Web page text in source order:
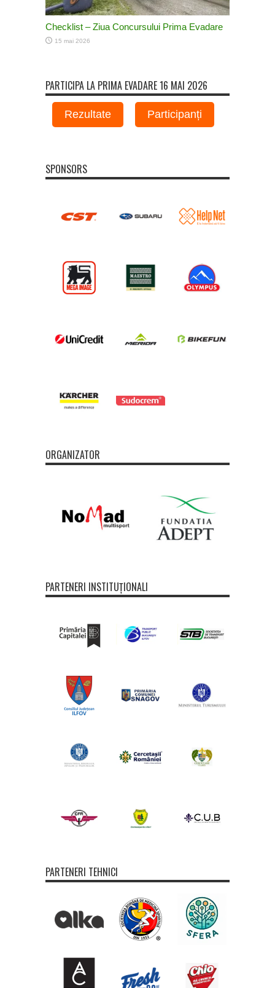
Checklist – Ziua Concursului Prima Evadare
15 mai 2026
PARTICIPA LA PRIMA EVADARE 16 MAI 2026
Rezultate Participanți
SPONSORS
ORGANIZATOR
PARTENERI INSTITUȚIONALI
PARTENERI TEHNICI